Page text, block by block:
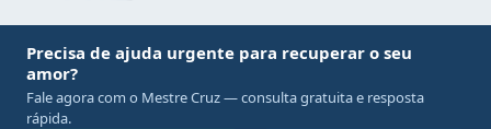
Precisa de ajuda urgente para recuperar o seu
amor?
Fale agora com o Mestre Cruz — consulta gratuita e resposta
rápida.